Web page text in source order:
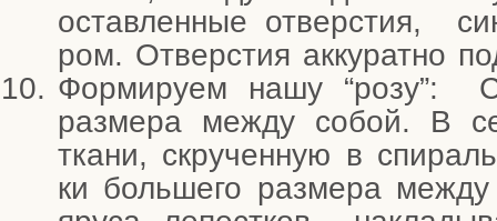
остав­лен­ные отвер­стия,
ром. Отвер­стия акку­рат­но
Фор­ми­ру­ем нашу “розу”:
раз­ме­ра меж­ду собой. В
тка­ни, скру­чен­ную в
ки боль­ше­го раз­ме­ра